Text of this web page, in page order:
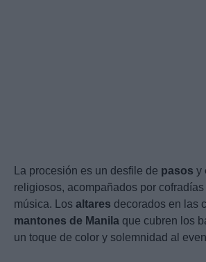
La procesión es un desfile de pasos y
religiosos, acompañados por
música. Los altares decorados en las
mantones de Manila que cubren los
un toque de color y solemnidad al